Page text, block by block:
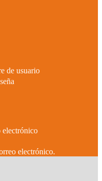
de usuario
electrónico
electrónico.